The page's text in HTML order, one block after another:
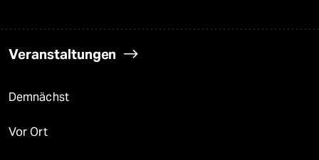
Veranstaltungen
Demnächst
Vor Ort